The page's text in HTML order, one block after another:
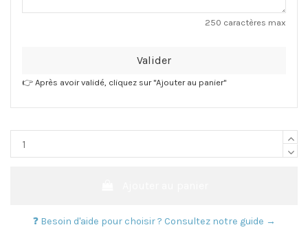
250 caractères max
Valider
👉 Après avoir validé, cliquez sur "Ajouter au panier"
❓ Besoin d'aide pour choisir ? Consultez notre guide →